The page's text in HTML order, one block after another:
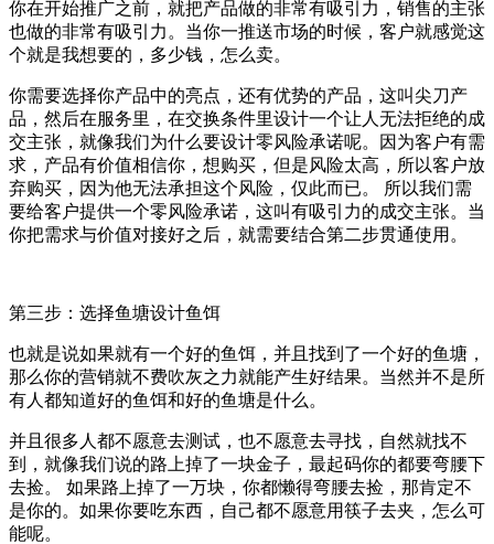
你在开始推广之前，就把产品做的非常有吸引力，销售的主张
也做的非常有吸引力。当你一推送市场的时候，客户就感觉这
个就是我想要的，多少钱，怎么卖。
你需要选择你产品中的亮点，还有优势的产品，这叫尖刀产
品，然后在服务里，在交换条件里设计一个让人无法拒绝的成
交主张，就像我们为什么要设计零风险承诺呢。因为客户有需
求，产品有价值相信你，想购买，但是风险太高，所以客户放
弃购买，因为他无法承担这个风险，仅此而已。 所以我们需
要给客户提供一个零风险承诺，这叫有吸引力的成交主张。当
你把需求与价值对接好之后，就需要结合第二步贯通使用。
第三步：选择鱼塘设计鱼饵
也就是说如果就有一个好的鱼饵，并且找到了一个好的鱼塘，
那么你的营销就不费吹灰之力就能产生好结果。当然并不是所
有人都知道好的鱼饵和好的鱼塘是什么。
并且很多人都不愿意去测试，也不愿意去寻找，自然就找不
到，就像我们说的路上掉了一块金子，最起码你的都要弯腰下
去捡。 如果路上掉了一万块，你都懒得弯腰去捡，那肯定不
是你的。如果你要吃东西，自己都不愿意用筷子去夹，怎么可
能呢。